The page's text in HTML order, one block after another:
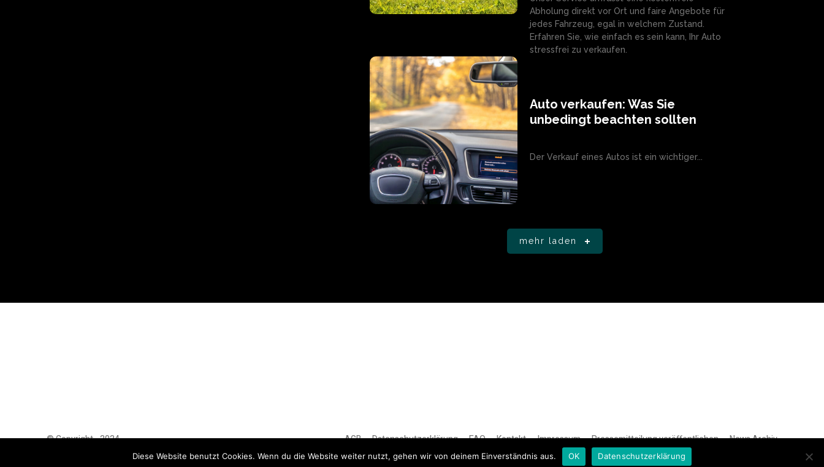
Abholung direkt vor Ort und faire Angebote für
jedes Fahrzeug, egal in welchem Zustand.
Erfahren Sie, wie einfach es sein kann, Ihr Auto
stressfrei zu verkaufen.
Auto verkaufen: Was Sie
unbedingt beachten sollten
Der Verkauf eines Autos ist ein wichtiger...
mehr laden
© Copyright - 2024
AGB Datenschutzerklärung FAQ Kontakt Impressum Pressemitteilung veröffentlichen News Archiv
Diese Website benutzt Cookies. Wenn du die Website weiter nutzt, gehen wir von deinem Einverständnis aus. OK Datenschutzerklärung